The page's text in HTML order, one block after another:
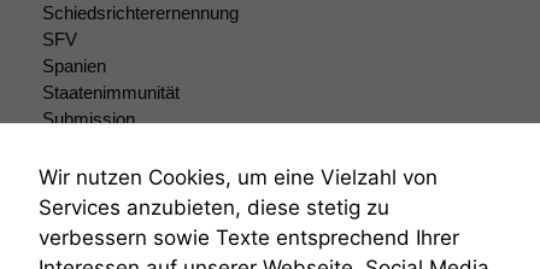
Schiedsrichterernennung
SFV
Spanien
Staatenimmunität
Submission
Teilungsklage
Venezuela
VRK
Wiederherstellungsanordnung
Wir nutzen Cookies, um eine Vielzahl von
Services anzubieten, diese stetig zu
verbessern sowie Texte entsprechend Ihrer
deaktivieren,
Website nicht
zu 100%
funktionieren.